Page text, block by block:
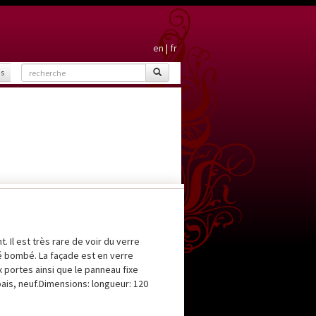
en|fr
Il est très rare de voir du verre
La façade est en verre
ainsi que le panneau fixe
neuf.Dimensions: longueur: 120